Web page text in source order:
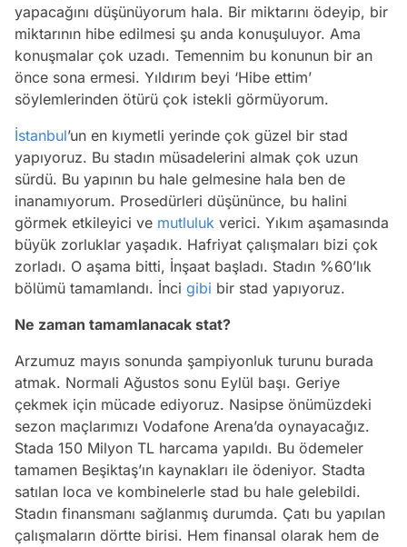
yapacağını düşünüyorum hala. Bir miktarını ödeyip, bir
miktarının hibe edilmesi şu anda konuşuluyor. Ama
konuşmalar çok uzadı. Temennim bu konunun bir an
önce sona ermesi. Yıldırım beyi ‘Hibe ettim’
söylemlerinden ötürü çok istekli görmüyorum.
İstanbul’un en kıymetli yerinde çok güzel bir stad
yapıyoruz. Bu stadın müsadelerini almak çok uzun
sürdü. Bu yapının bu hale gelmesine hala ben de
inanamıyorum. Prosedürleri düşününce, bu halini
görmek etkileyici ve mutluluk verici. Yıkım aşamasında
büyük zorluklar yaşadık. Hafriyat çalışmaları bizi çok
zorladı. O aşama bitti, İnşaat başladı. Stadın %60’lık
bölümü tamamlandı. İnci gibi bir stad yapıyoruz.
Ne zaman tamamlanacak stat?
Arzumuz mayıs sonunda şampiyonluk turunu burada
atmak. Normali Ağustos sonu Eylül başı. Geriye
çekmek için mücade ediyoruz. Nasipse önümüzdeki
sezon maçlarımızı Vodafone Arena’da oynayacağız.
Stada 150 Milyon TL harcama yapıldı. Bu ödemeler
tamamen Beşiktaş’ın kaynakları ile ödeniyor. Stadta
satılan loca ve kombinelerle stad bu hale gelebildi.
Stadın finansmanı sağlanmış durumda. Çatı bu yapılan
çalışmaların dörtte birisi. Hem finansal olarak hem de